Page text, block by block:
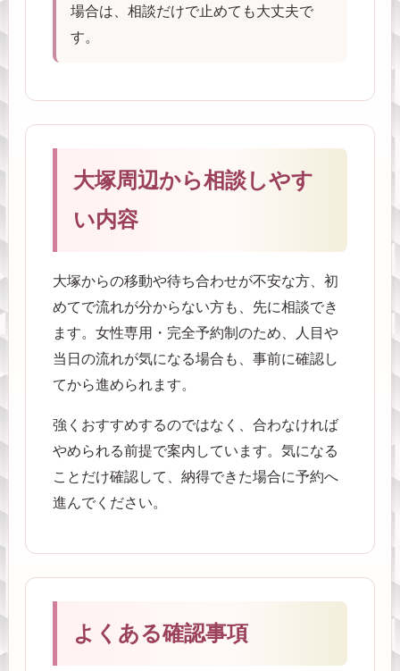
場合は、相談だけで止めても大丈夫で
す。
大塚周辺から相談しやす
い内容
大塚からの移動や待ち合わせが不安な方、初
めてで流れが分からない方も、先に相談でき
ます。女性専用・完全予約制のため、人目や
当日の流れが気になる場合も、事前に確認し
てから進められます。
強くおすすめするのではなく、合わなければ
やめられる前提で案内しています。気になる
ことだけ確認して、納得できた場合に予約へ
進んでください。
よくある確認事項